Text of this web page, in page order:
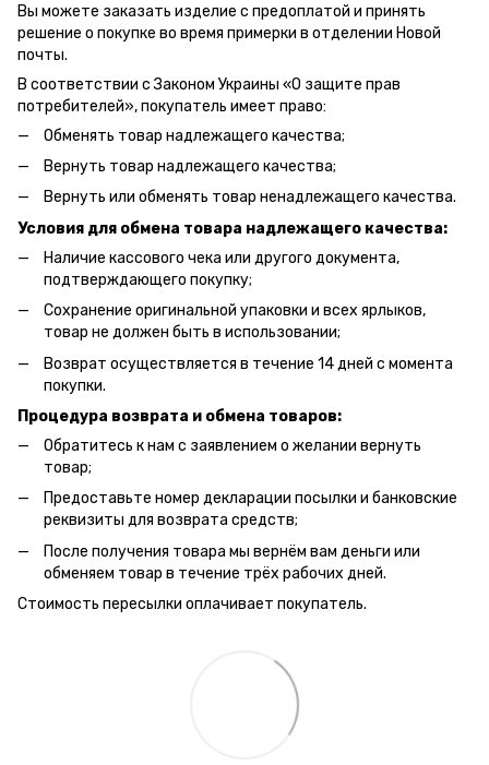
Вы можете заказать изделие с предоплатой и принять
решение о покупке во время примерки в отделении Новой
почты.
В соответствии с Законом Украины «О защите прав
потребителей», покупатель имеет право:
Обменять товар надлежащего качества;
Вернуть товар надлежащего качества;
Вернуть или обменять товар ненадлежащего качества.
Условия для обмена товара надлежащего качества:
Наличие кассового чека или другого документа,
подтверждающего покупку;
Сохранение оригинальной упаковки и всех ярлыков,
товар не должен быть в использовании;
Возврат осуществляется в течение 14 дней с момента
покупки.
Процедура возврата и обмена товаров:
Обратитесь к нам с заявлением о желании вернуть
товар;
Предоставьте номер декларации посылки и банковские
реквизиты для возврата средств;
После получения товара мы вернём вам деньги или
обменяем товар в течение трёх рабочих дней.
Стоимость пересылки оплачивает покупатель.